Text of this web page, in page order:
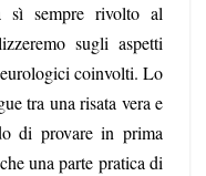
sì sempre rivolto al
sugli aspetti
coinvolti. Lo
tra una risata vera e
di provare in prima
una parte pratica di